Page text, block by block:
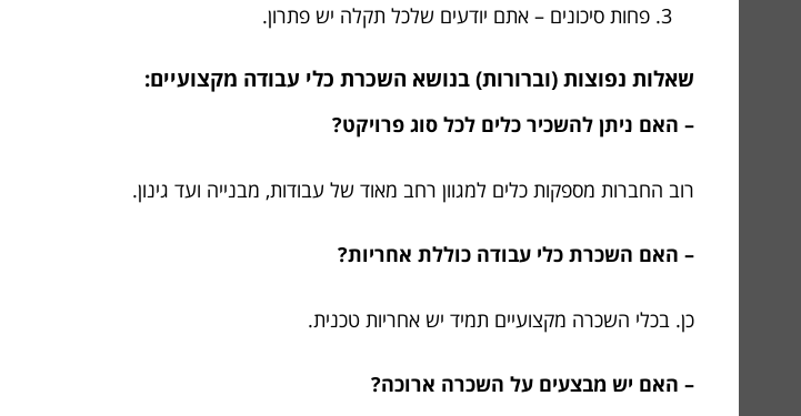
פחות סיכונים – אתם יודעים שלכל תקלה יש פתרון.
שאלות נפוצות (וברורות) בנושא השכרת כלי עבודה מקצועיים:
– האם ניתן להשכיר כלים לכל סוג פרויקט?
רוב החברות מספקות כלים למגוון רחב מאוד של עבודות, מבנייה ועד גינון.
– האם השכרת כלי עבודה כוללת אחריות?
כן. בכלי השכרה מקצועיים תמיד יש אחריות טכנית.
– האם יש מבצעים על השכרה ארוכה?